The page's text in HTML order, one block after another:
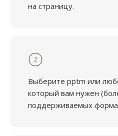
на страницу.
2
Выберите pptm или
который вам нужен
поддерживаемых